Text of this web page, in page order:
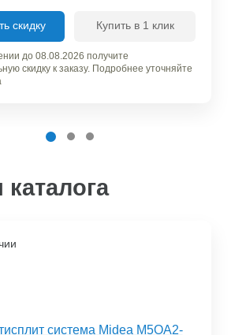
скидку Купить в 1 клик
до 08.08.2026 получите
скидку к заказу. Подробнее уточняйте